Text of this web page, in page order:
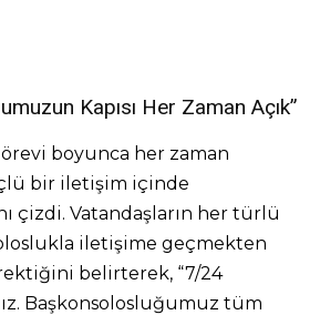
Kapısı Her Zaman Açık”
boyunca her zaman
bir iletişim içinde
çizdi. Vatandaşların her türlü
iletişime geçmekten
belirterek, “7/24
Başkonsolosluğumuz tüm